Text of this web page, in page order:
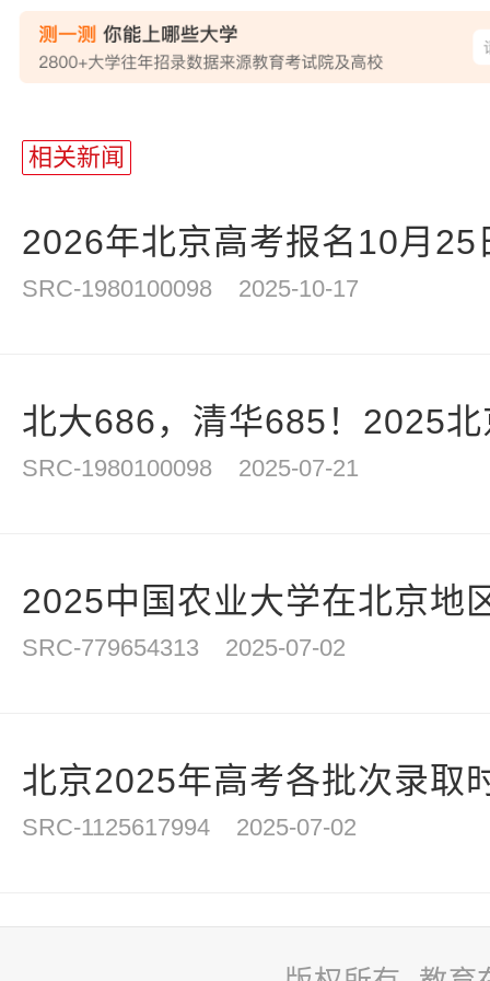
相关新闻
2026年北京高考报名10月25
SRC-1980100098 2025-10-17
北大686，清华685！2025
SRC-1980100098 2025-07-21
2025中国农业大学在北京地
SRC-779654313 2025-07-02
北京2025年高考各批次录取
SRC-1125617994 2025-07-02